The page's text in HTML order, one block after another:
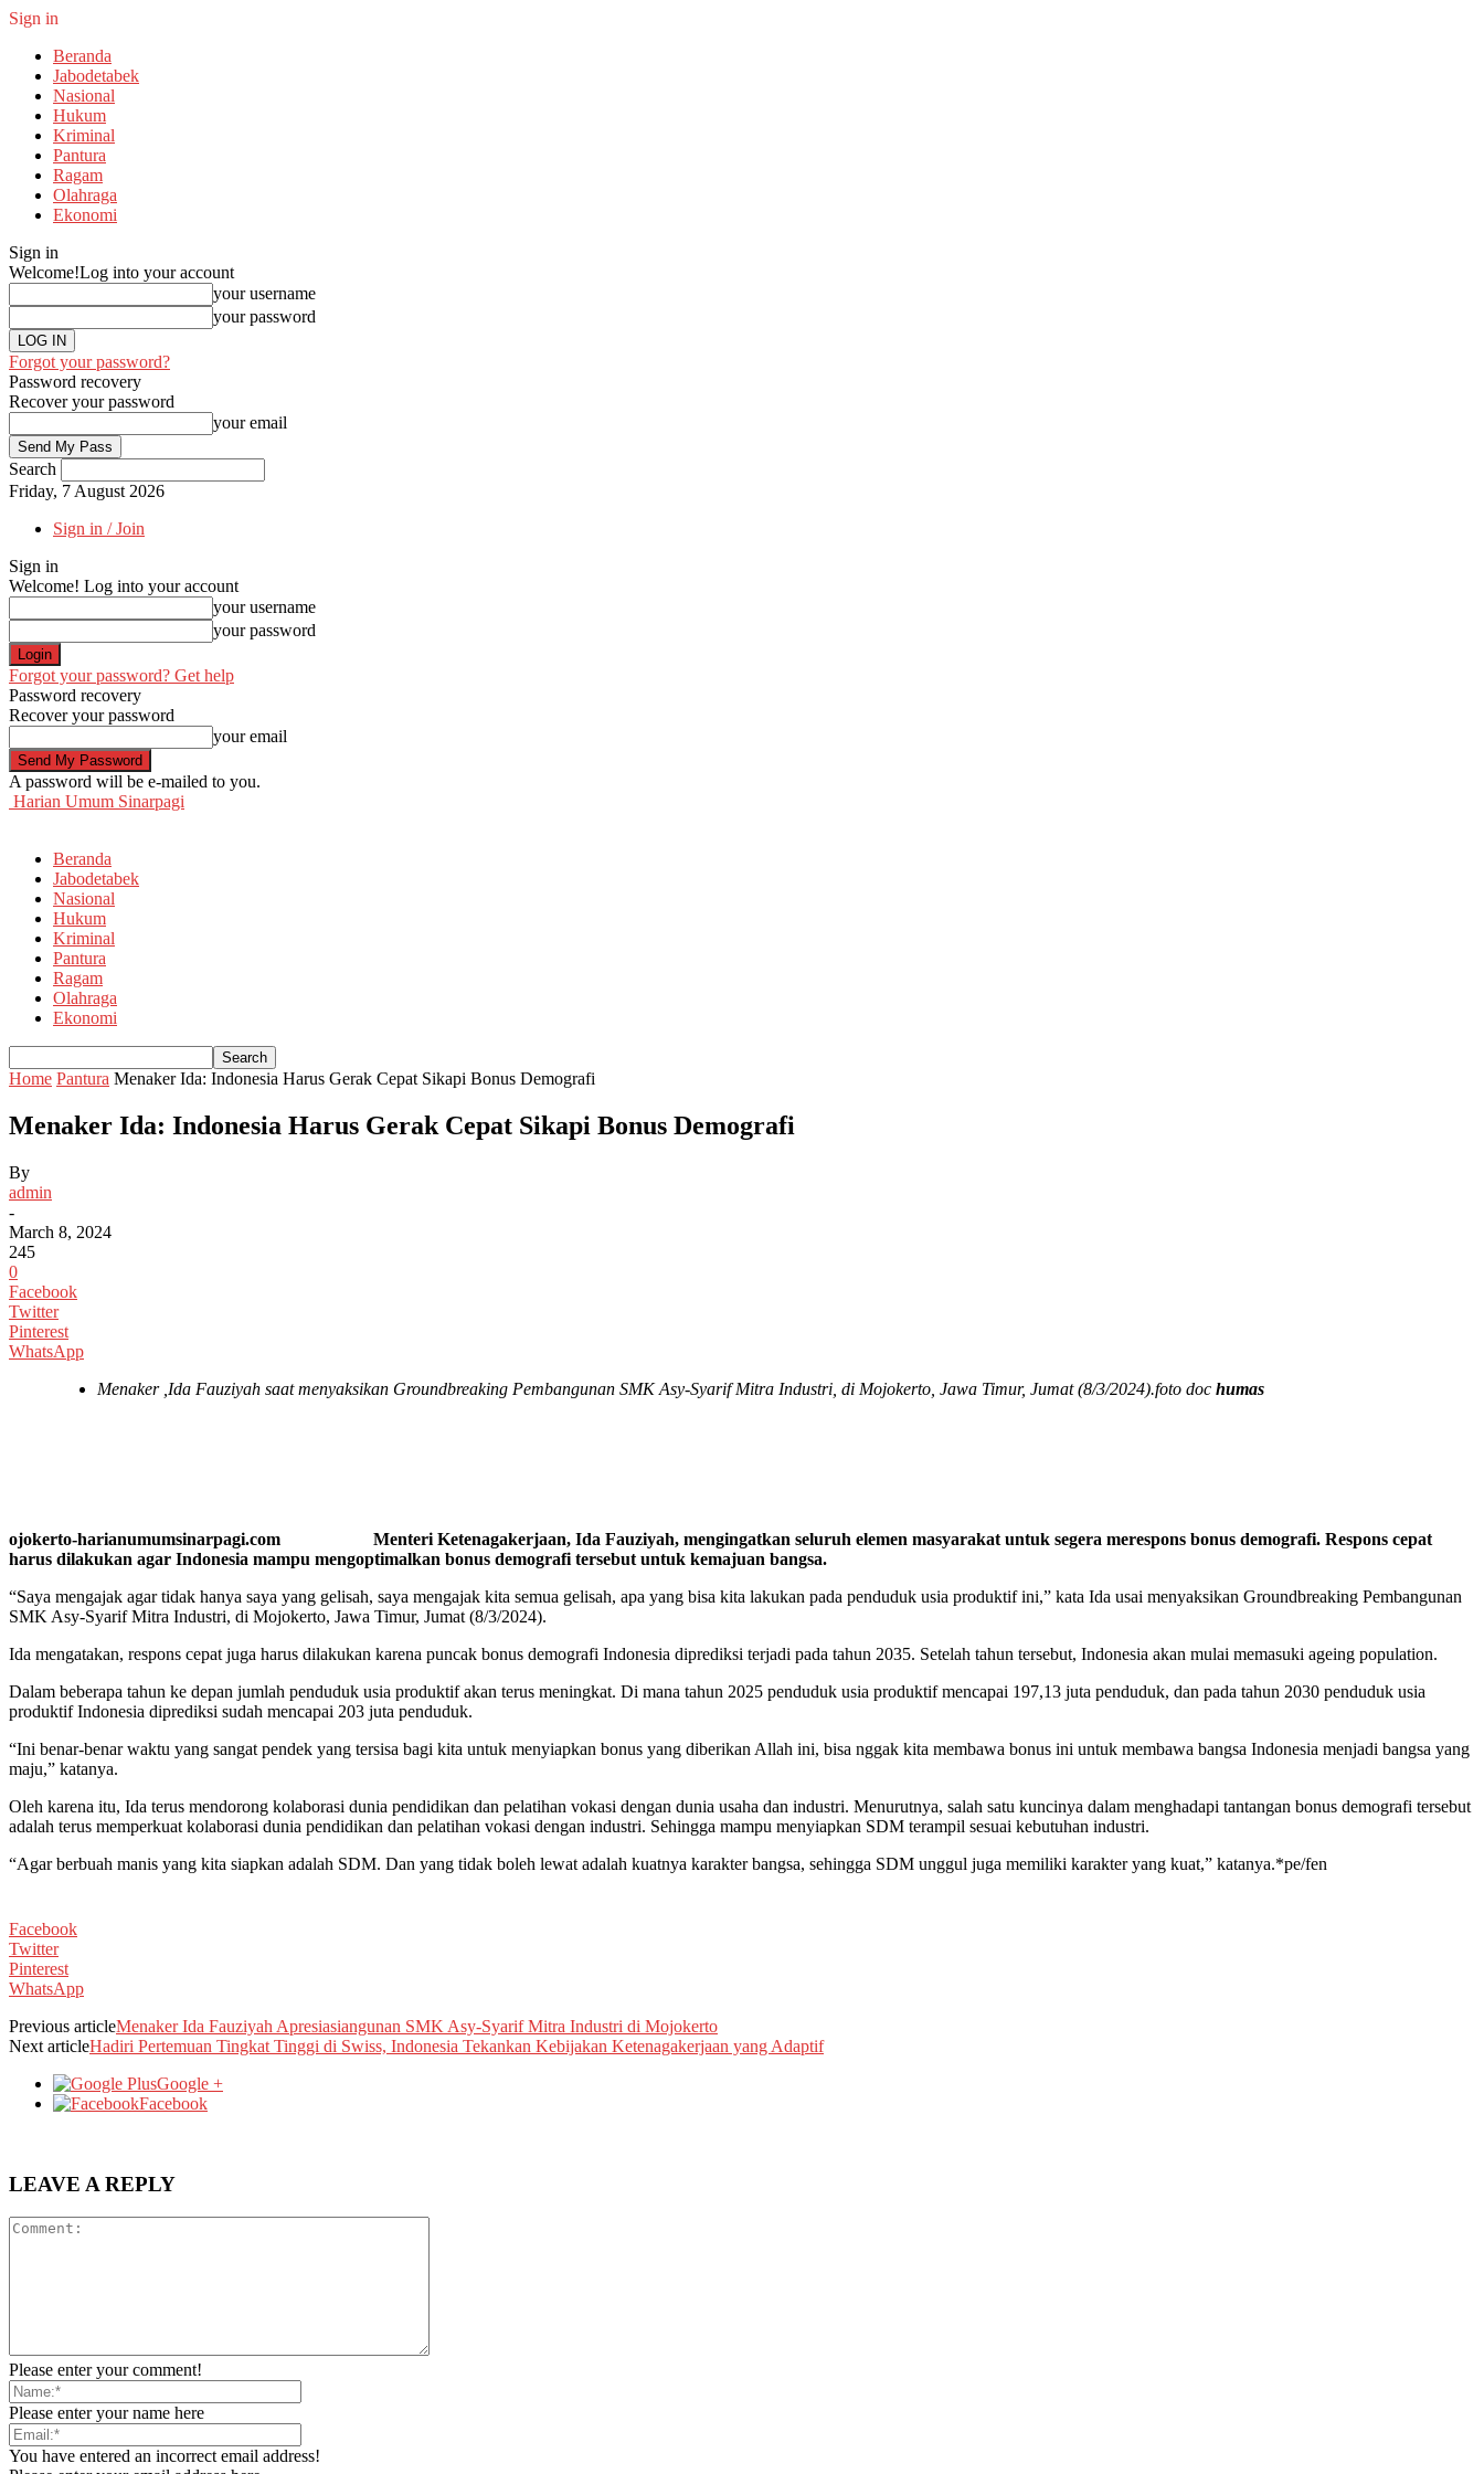
Sign in
Beranda
Jabodetabek
Nasional
Hukum
Kriminal
Pantura
Ragam
Olahraga
Ekonomi
Sign in
Welcome!Log into your account
your username
your password
Forgot your password?
Password recovery
Recover your password
your email
Search
Friday, 7 August 2026
Sign in / Join
Sign in
Welcome! Log into your account
your username
your password
Forgot your password? Get help
Password recovery
Recover your password
your email
A password will be e-mailed to you.
Harian Umum Sinarpagi
Beranda
Jabodetabek
Nasional
Hukum
Kriminal
Pantura
Ragam
Olahraga
Ekonomi
Home Pantura Menaker Ida: Indonesia Harus Gerak Cepat Sikapi Bonus Demografi
Menaker Ida: Indonesia Harus Gerak Cepat Sikapi Bonus Demografi
By
admin
-
March 8, 2024
245
0
Facebook
Twitter
Pinterest
WhatsApp
Menaker ,Ida Fauziyah saat menyaksikan Groundbreaking Pembangunan SMK Asy-Syarif Mitra Industri, di Mojokerto, Jawa Timur, Jumat (8/3/2024).foto doc humas
ojokerto-harianumumsinarpagi.com Menteri Ketenagakerjaan, Ida Fauziyah, mengingatkan seluruh elemen masyarakat untuk segera merespons bonus demografi. Respons cepat
harus dilakukan agar Indonesia mampu mengoptimalkan bonus demografi tersebut untuk kemajuan bangsa.
“Saya mengajak agar tidak hanya saya yang gelisah, saya mengajak kita semua gelisah, apa yang bisa kita lakukan pada penduduk usia produktif ini,” kata Ida usai menyaksikan Groundbreaking Pembangunan
SMK Asy-Syarif Mitra Industri, di Mojokerto, Jawa Timur, Jumat (8/3/2024).
Ida mengatakan, respons cepat juga harus dilakukan karena puncak bonus demografi Indonesia diprediksi terjadi pada tahun 2035. Setelah tahun tersebut, Indonesia akan mulai memasuki ageing population.
Dalam beberapa tahun ke depan jumlah penduduk usia produktif akan terus meningkat. Di mana tahun 2025 penduduk usia produktif mencapai 197,13 juta penduduk, dan pada tahun 2030 penduduk usia
produktif Indonesia diprediksi sudah mencapai 203 juta penduduk.
“Ini benar-benar waktu yang sangat pendek yang tersisa bagi kita untuk menyiapkan bonus yang diberikan Allah ini, bisa nggak kita membawa bonus ini untuk membawa bangsa Indonesia menjadi bangsa yang
maju,” katanya.
Oleh karena itu, Ida terus mendorong kolaborasi dunia pendidikan dan pelatihan vokasi dengan dunia usaha dan industri. Menurutnya, salah satu kuncinya dalam menghadapi tantangan bonus demografi tersebut
adalah terus memperkuat kolaborasi dunia pendidikan dan pelatihan vokasi dengan industri. Sehingga mampu menyiapkan SDM terampil sesuai kebutuhan industri.
“Agar berbuah manis yang kita siapkan adalah SDM. Dan yang tidak boleh lewat adalah kuatnya karakter bangsa, sehingga SDM unggul juga memiliki karakter yang kuat,” katanya.*pe/fen
Facebook
Twitter
Pinterest
WhatsApp
Previous articleMenaker Ida Fauziyah Apresiasiangunan SMK Asy-Syarif Mitra Industri di Mojokerto
Next articleHadiri Pertemuan Tingkat Tinggi di Swiss, Indonesia Tekankan Kebijakan Ketenagakerjaan yang Adaptif
Google +
Facebook
LEAVE A REPLY
Please enter your comment!
Please enter your name here
You have entered an incorrect email address!